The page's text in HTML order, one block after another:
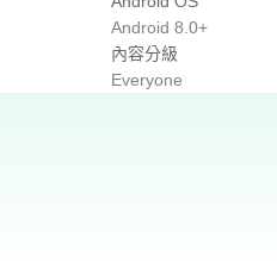
Android 8.0+
內容分級
Everyone